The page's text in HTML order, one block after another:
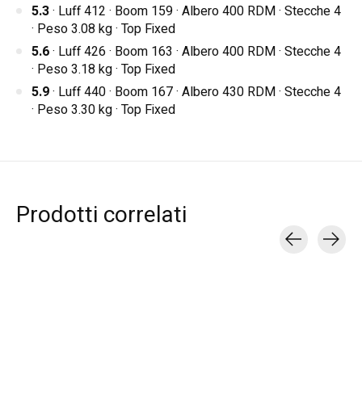
5.3· Luff 412 · Boom 159 · Albero 400 RDM · Stecche 4
· Peso 3.08 kg · Top Fixed
5.6· Luff 426 · Boom 163 · Albero 400 RDM · Stecche 4
· Peso 3.18 kg · Top Fixed
5.9· Luff 440 · Boom 167 · Albero 430 RDM · Stecche 4
· Peso 3.30 kg · Top Fixed
Prodotti correlati